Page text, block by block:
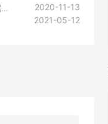
USPS被税率相对较低，18天左右到货；FEDEX主动报关，10天左右到货。建议根据购买产品情况合理选择
2020-11-13
2021-05-12